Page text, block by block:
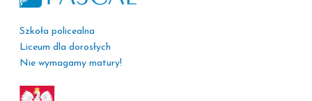
Szkoła policealna
Liceum dla dorosłych
Nie wymagamy matury!